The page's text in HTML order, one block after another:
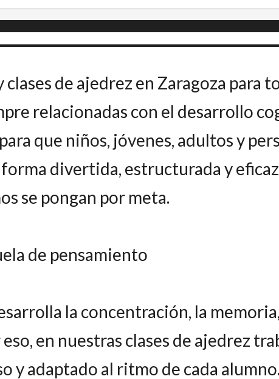
de ajedrez en Zaragoza para
relacionadas con el desarrollo
que niños, jóvenes, adultos y
divertida, estructurada y
se pongan por meta.
de pensamiento
la concentración, la
en nuestras clases de ajedrez
y adaptado al ritmo de cada alumno.